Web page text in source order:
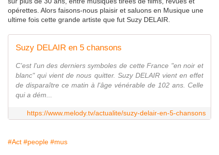
opérettes. Alors faisons-nous plaisir et saluons en Musique une
ultime fois cette grande artiste que fut Suzy DELAIR.
Suzy DELAIR en 5 chansons
C'est l'un des derniers symboles de cette France "en noir et
blanc" qui vient de nous quitter. Suzy DELAIR vient en effet
de disparaître ce matin à l'âge vénérable de 102 ans. Celle
qui a dém...
https://www.melody.tv/actualite/suzy-delair-en-5-chansons
#Act #people #mus